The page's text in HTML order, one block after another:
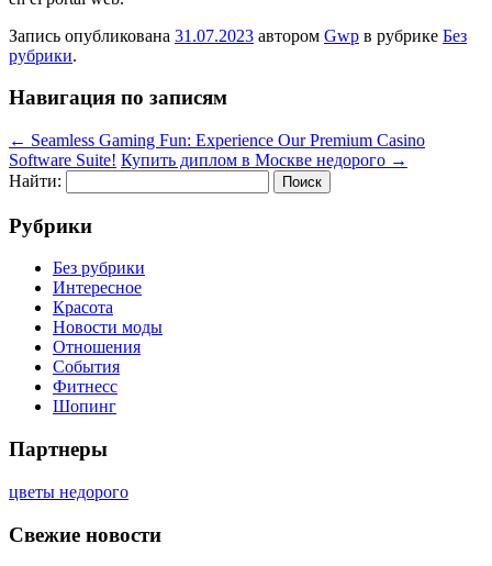
Запись опубликована 31.07.2023 автором Gwp в рубрике Без
рубрики.
Навигация по записям
← Seamless Gaming Fun: Experience Our Premium Casino
Software Suite! Купить диплом в Москве недорого →
Найти:
Рубрики
Без рубрики
Интересное
Красота
Новости моды
Отношения
События
Фитнесс
Шопинг
Партнеры
цветы недорого
Свежие новости